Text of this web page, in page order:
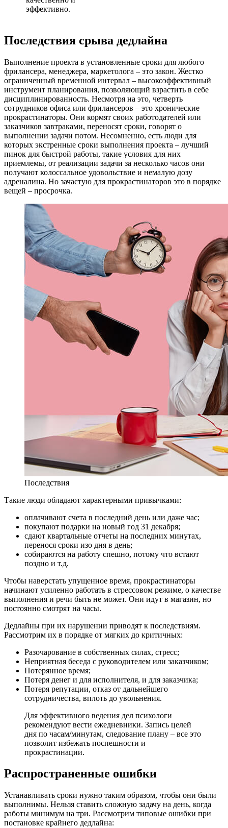
эффективно.
Последствия срыва дедлайна
Выполнение проекта в установленные сроки для любого
фрилансера, менеджера, маркетолога – это закон. Жестко
ограниченный временной интервал – высокоэффективный
инструмент планирования, позволяющий взрастить в себе
дисциплинированность. Несмотря на это, четверть
сотрудников офиса или фрилансеров – это хронические
прокрастинаторы. Они кормят своих работодателей или
заказчиков завтраками, переносят сроки, говорят о
выполнении задачи потом. Несомненно, есть люди для
которых экстренные сроки выполнения проекта – лучший
пинок для быстрой работы, такие условия для них
приемлемы, от реализации задачи за несколько часов они
получают колоссальное удовольствие и немалую дозу
адреналина. Но зачастую для прокрастинаторов это в порядке
вещей – просрочка.
Последствия
Такие люди обладают характерными привычками:
оплачивают счета в последний день или даже час;
покупают подарки на новый год 31 декабря;
сдают квартальные отчеты на последних минутах,
перенося сроки изо дня в день;
собираются на работу спешно, потому что встают
поздно и т.д.
Чтобы наверстать упущенное время, прокрастинаторы
начинают усиленно работать в стрессовом режиме, о качестве
выполнения и речи быть не может. Они идут в магазин, но
постоянно смотрят на часы.
Дедлайны при их нарушении приводят к последствиям.
Рассмотрим их в порядке от мягких до критичных:
Разочарование в собственных силах, стресс;
Неприятная беседа с руководителем или заказчиком;
Потерянное время;
Потеря денег и для исполнителя, и для заказчика;
Потеря репутации, отказ от дальнейшего
сотрудничества, вплоть до увольнения.
Для эффективного ведения дел психологи
рекомендуют вести ежедневники. Запись целей
дня по часам/минутам, следование плану – все это
позволит избежать поспешности и
прокрастинации.
Распространенные ошибки
Устанавливать сроки нужно таким образом, чтобы они были
выполнимы. Нельзя ставить сложную задачу на день, когда
работы минимум на три. Рассмотрим типовые ошибки при
постановке крайнего дедлайна: